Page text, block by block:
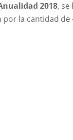
2018,
la cantidad de